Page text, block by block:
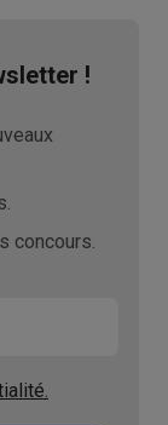
!
concours.